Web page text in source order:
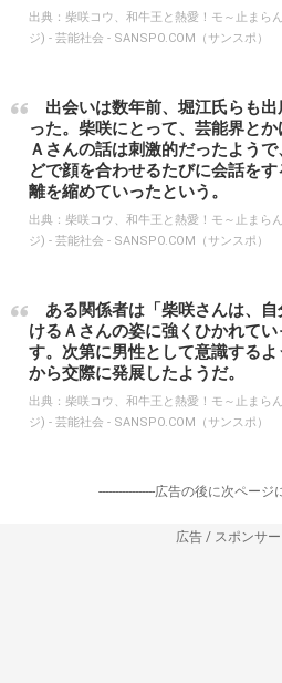
出典： 柴咲コウ、和牛王と熱愛！モ～止まら
ジ) - 芸能社会 - SANSPO.COM（サンスポ）
出会いは数年前、堀江氏らも
った。柴咲にとって、芸能界と
Ａさんの話は刺激的だったよう
どで顔を合わせるたびに会話を
離を縮めていったという。
出典： 柴咲コウ、和牛王と熱愛！モ～止まら
ジ) - 芸能社会 - SANSPO.COM（サンスポ）
ある関係者は「柴咲さんは、
けるＡさんの姿に強くひかれて
す。次第に男性として意識する
から交際に発展したようだ。
出典： 柴咲コウ、和牛王と熱愛！モ～止まら
ジ) - 芸能社会 - SANSPO.COM（サンスポ）
-----------------広告の後に次ページ
広告 / スポンサ